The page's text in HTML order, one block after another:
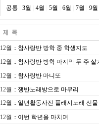
공통 3월 4월 5월 6월 7월 9월
12월 :: 참사랑반 방학 중 학생지도
12월 :: 참사랑반 방학 마지막 두 주 살
12월 :: 참사랑반 마니또
12월 :: 쟁반노래방으로 마무리
12월 :: 일년활동사진 플래시노래 선물
12월 :: 이번 학년을 마치며